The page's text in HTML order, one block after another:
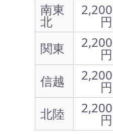
南東
北
2,200
円
関東
2,200
円
信越
2,200
円
北陸
2,200
円